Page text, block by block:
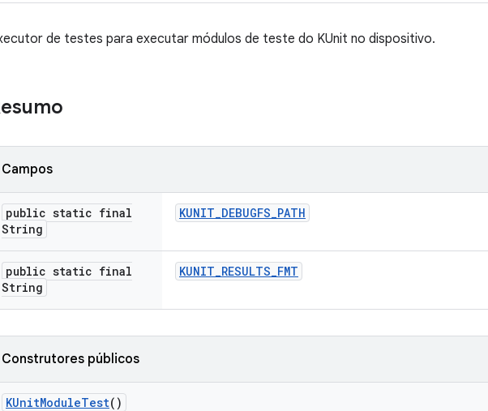
de testes para executar módulos de teste do KUnit no dispositivo.
Campos
public static final
String
KUNIT_DEBUGFS_PATH
public static final
String
KUNIT_RESULTS_FMT
Construtores públicos
KUnitModuleTest()